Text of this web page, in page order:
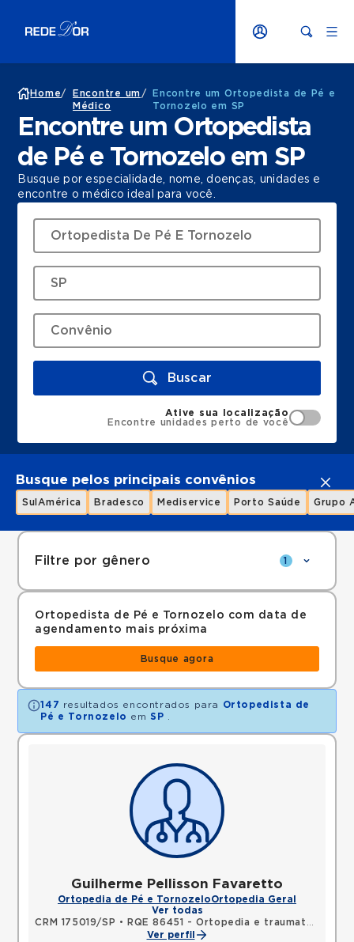
Home/
Encontre um
Médico
/
Encontre um Ortopedista de Pé e
Tornozelo em SP
Encontre um Ortopedista
de Pé e Tornozelo em SP
Busque por especialidade, nome, doenças, unidades e
encontre o médico ideal para você.
Buscar
Ative sua localização
Encontre unidades perto de você
Busque pelos principais convênios
SulAmérica Bradesco Mediservice Porto Saúde Grupo
Filtre por gênero 1
Ortopedista de Pé e Tornozelo com data de
agendamento mais próxima
Busque agora
147 resultados encontrados para
Ortopedista de
Pé e Tornozelo em SP
Guilherme Pellisson Favaretto
Ortopedia de Pé e TornozeloOrtopedia Geral
Ver todas
CRM 175019/SP •
RQE 86451 - Ortopedia e traumatologia
Ver perfil